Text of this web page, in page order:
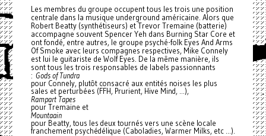
Les membres du groupe occupent tous les trois une position
centrale dans la musique underground américaine. Alors que
Robert Beatty (synthétiseurs) et Trevor Tremaine (batterie)
accompagne souvent Spencer Yeh dans Burning Star Core et
ont fondé, entre autres, le groupe psyché-folk Eyes And Arms
Of Smoke avec leurs compagnes respectives, Mike Connely
est lui le guitariste de Wolf Eyes. De la même manière, ils
sont tous les trois responsables de labels passionnants
: Gods of Tundra
pour Connely, plutôt consacré aux entités noises les plus
sales et perturbées (FFH, Prurient, Hive Mind, …),
Rampart Tapes
pour Tremaine et
Mountaain
pour Beatty, tous les deux tournés vers une scène locale
franchement psychédélique (Caboladies, Warmer Milks, etc …).